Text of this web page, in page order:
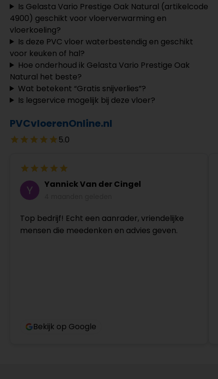
Is Gelasta Vario Prestige Oak Natural (artikelcode
4900) geschikt voor vloerverwarming en
vloerkoeling?
Is deze PVC vloer waterbestendig en geschikt
voor keuken of hal?
Hoe onderhoud ik Gelasta Vario Prestige Oak
Natural het beste?
Wat betekent “Gratis snijverlies”?
Is legservice mogelijk bij deze vloer?
PVCvloerenOnline.nl
5.0
Yannick Van der Cingel
Top bedrijf! Echt een aanrader, vriendelijke
mensen die meedenken en advies geven.
Bekijk op Google